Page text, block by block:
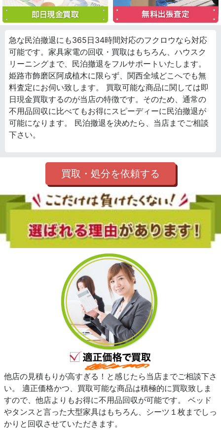
急な民泊撤退にも365日34時間対応のフクロウなら対応
可能です。家具家電の回収・買取はもちろん、ハウスク
リーニングまで、民泊撤退をフルサポートいたします。
姫路市飾磨区阿成植木に限らず、関西全域どこへでも無
料査定にお伺い致します。 買取可能な商品に関しては即
日現金買取するのが当店の特徴です。そのため、通常の
不用品回収に比べてもお得にスピーディーに民泊撤退が
可能になります。 民泊撤退を決めたら、当店までご相談
下さい。
買取・処分を依頼する
他店の見積もりが高すぎる！と感じたら当店までご相談下さ
い。 適正価格かつ、買取可能な商品は積極的に買取致しま
すので、他店よりもお得に不用品回収が可能です。 ベッド
やタンスと言った大型家具はもちろん、シーツ１枚までしっ
かりと回収させていただきます。